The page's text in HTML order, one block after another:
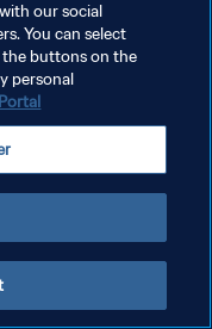
our social
You can select
buttons on the
personal